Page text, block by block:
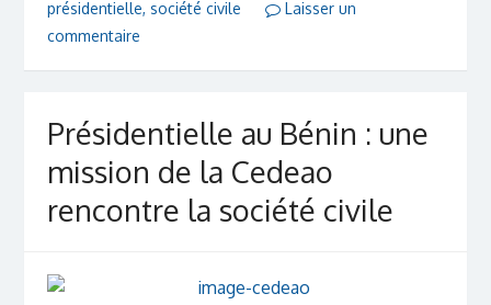
présidentielle, société civile
Laisser un
commentaire
Présidentielle au Bénin : une
mission de la Cedeao
rencontre la société civile